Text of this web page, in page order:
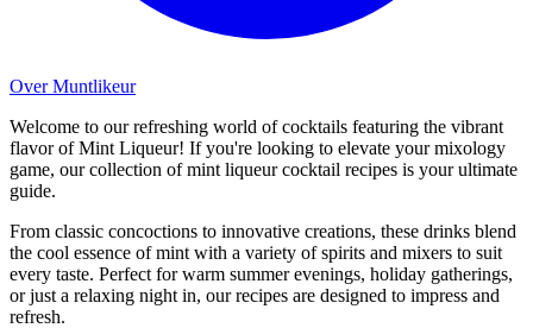
Over Muntlikeur
Welcome to our refreshing world of cocktails featuring the vibrant
flavor of Mint Liqueur! If you're looking to elevate your mixology
game, our collection of mint liqueur cocktail recipes is your ultimate
guide.
From classic concoctions to innovative creations, these drinks blend
the cool essence of mint with a variety of spirits and mixers to suit
every taste. Perfect for warm summer evenings, holiday gatherings,
or just a relaxing night in, our recipes are designed to impress and
refresh.